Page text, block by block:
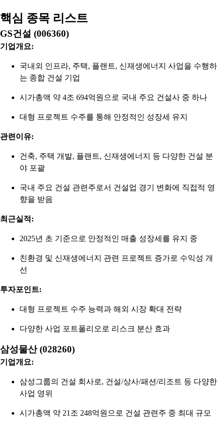
핵심 종목 리스트
GS건설 (006360)
기업개요:
국내외 인프라, 주택, 플랜트, 신재생에너지 사업을 수행하
는 종합 건설 기업
시가총액 약 4조 694억원으로 국내 주요 건설사 중 하나
대형 프로젝트 수주를 통해 안정적인 성장세 유지
관련이유:
건축, 주택 개발, 플랜트, 신재생에너지 등 다양한 건설 분
야 포괄
국내 주요 건설 관련주로서 건설업 경기 변화에 직접적 영
향을 받음
최근실적:
2025년 초 기준으로 안정적인 매출 성장세를 유지 중
친환경 및 신재생에너지 관련 프로젝트 증가로 수익성 개
선
투자포인트:
대형 프로젝트 수주 능력과 해외 시장 확대 전략
다양한 사업 포트폴리오로 리스크 분산 효과
삼성물산 (028260)
기업개요:
삼성그룹의 건설 회사로, 건설/상사/패션/리조트 등 다양한
사업 영위
시가총액 약 21조 248억원으로 건설 관련주 중 최대 규모